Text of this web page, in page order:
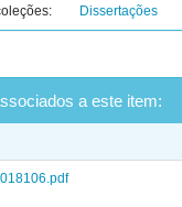
Dissertações
a este item: